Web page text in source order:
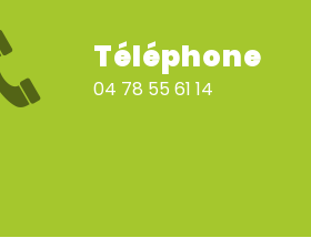
Téléphone
04 78 55 61 14